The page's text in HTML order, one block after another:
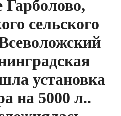
Гарболово,
сельского
установка
на 5000 л..